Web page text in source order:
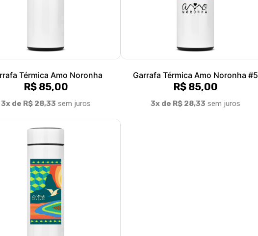
Térmica Amo Noronha
R$ 85,00
3x de R$ 28,33 sem juros
Garrafa Térmica Amo Noronha #5
R$ 85,00
3x de R$ 28,33 sem juros